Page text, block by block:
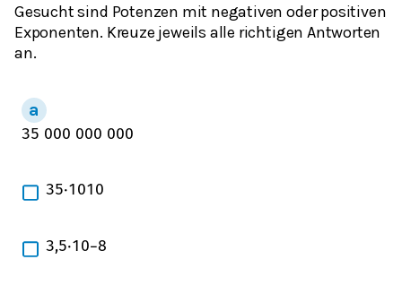
Gesucht sind Potenzen mit negativen oder positiven
Exponenten. Kreuze jeweils alle richtigen Antworten
an.
35 000 000 000
35⋅1010
3,5⋅10−8